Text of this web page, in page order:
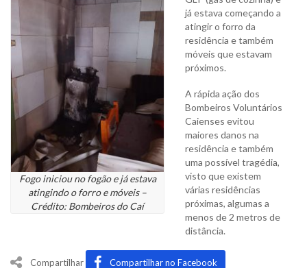
Fogo iniciou no fogão e já estava
atingindo o forro e móveis –
Crédito: Bombeiros do Caí
já estava começando a
atingir o forro da
residência e também
móveis que estavam
próximos.
A rápida ação dos
Bombeiros Voluntários
Caienses evitou
maiores danos na
residência e também
uma possível tragédia,
visto que existem
várias residências
próximas, algumas a
menos de 2 metros de
distância.
Compartilhar Compartilhar no Facebook